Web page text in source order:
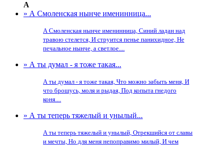
А
» А Смоленская нынче именинница...
А Смоленская нынче именинница, Синий ладан над
травою стелется, И струится пенье панихидное, Не
печальное нынче, а светлое....
» А ты думал - я тоже такая...
А ты думал - я тоже такая, Что можно забыть меня, И
что брошусь, моля и рыдая, Под копыта гнедого
коня....
» А ты теперь тяжелый и унылый...
А ты теперь тяжелый и унылый, Отрекшийся от славы
и мечты, Но для меня непоправимо милый, И чем